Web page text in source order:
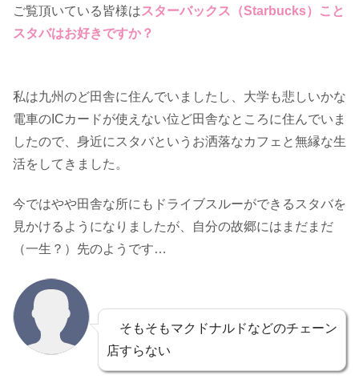
ご覧頂いている皆様はスターバックス（Starbucks）こと
スタバはお好きですか？
私は九州のど田舎に住んでいましたし、大学も悲しいかな
電車のICカードが使えない位ど田舎なところに住んでいま
したので、身近にスタバというお洒落なカフェと無縁な生
活をしてきました。
今ではやや田舎な所にもドライブスルーができるスタバを
見かけるようになりましたが、自分の故郷にはまだまだ
（一生？）先のようです…
そもそもマクドナルドなどのチェーン
店すらない